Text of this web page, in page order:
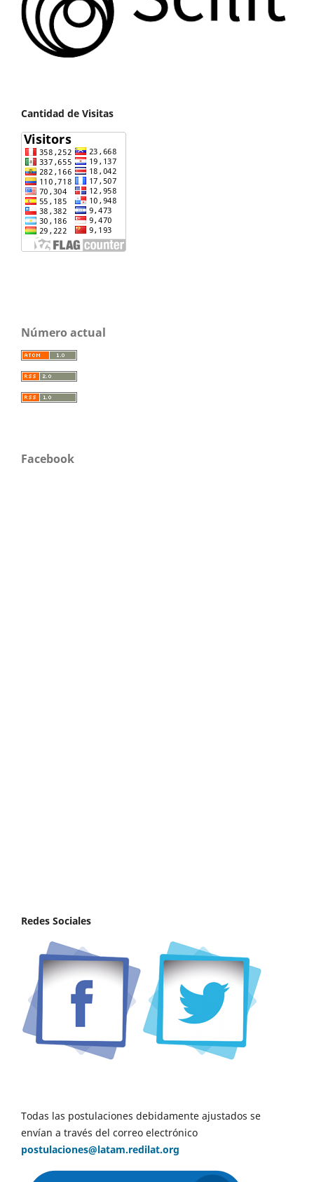
Cantidad de Visitas
Número actual
Facebook
Redes Sociales
Todas las postulaciones debidamente ajustados se
envían a través del correo electrónico
postulaciones@latam.redilat.org